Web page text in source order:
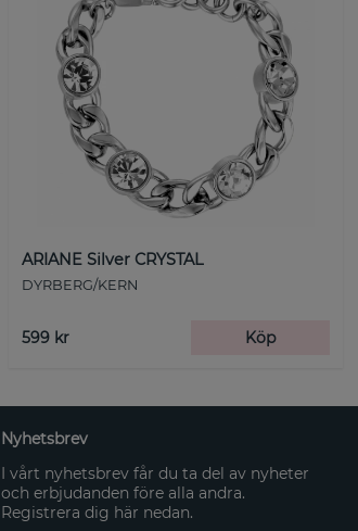
ARIANE Silver CRYSTAL
DYRBERG/KERN
599 kr Köp
Nyhetsbrev
I vårt nyhetsbrev får du ta del av nyheter
och erbjudanden före alla andra.
Registrera dig här nedan.